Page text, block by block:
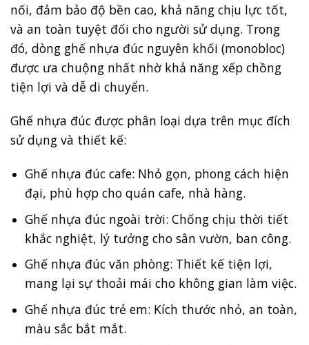
nối, đảm bảo độ bền cao, khả năng chịu lực tốt,
và an toàn tuyệt đối cho người sử dụng. Trong
đó, dòng ghế nhựa đúc nguyên khối (monobloc)
được ưa chuộng nhất nhờ khả năng xếp chồng
tiện lợi và dễ di chuyển.
Ghế nhựa đúc được phân loại dựa trên mục đích
sử dụng và thiết kế:
Ghế nhựa đúc cafe: Nhỏ gọn, phong cách hiện
đại, phù hợp cho quán cafe, nhà hàng.
Ghế nhựa đúc ngoài trời: Chống chịu thời tiết
khắc nghiệt, lý tưởng cho sân vườn, ban công.
Ghế nhựa đúc văn phòng: Thiết kế tiện lợi,
mang lại sự thoải mái cho không gian làm việc.
Ghế nhựa đúc trẻ em: Kích thước nhỏ, an toàn,
màu sắc bắt mắt.